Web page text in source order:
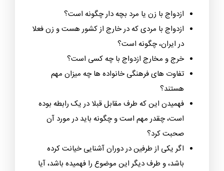
ازدواج با زن یا مرد بچه دار چگونه است؟
ازدواج با مردی که در خارج از کشور هست و زن فعلا
در ایران، چگونه است؟
خرج و مخارج ازدواج با چه کسی است؟
تفاوت های فرهنگی خانواده ها چه میزان مهم
هستند؟
فهمیدن این که طرف مقابل قبلا در یک رابطه بوده
است، چقدر مهم است و چگونه باید در مورد آن
صحبت کرد؟
اگر یکی از طرفین در دوران آشنایی خیانت کرده
باشد، و طرف دیگر این موضوع را فهمیده باشد، آیا